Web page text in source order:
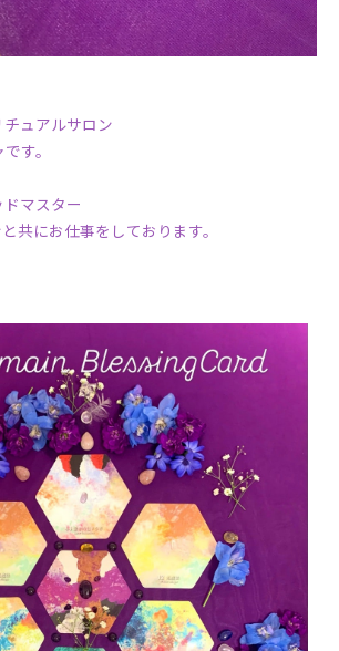
ュアルサロン
す。
マスター
共にお仕事をしております。